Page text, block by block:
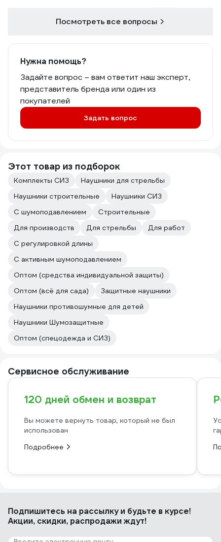
Посмотреть все вопросы
Нужна помощь?
Задайте вопрос – вам ответит наш эксперт,
представитель бренда или один из
покупателей
Задать вопрос
Этот товар из подборок
Комплекты СИЗ
Наушники для стрельбы
Наушники строительные
Наушники СИЗ
С шумоподавлением
Строительные
Для производств
Для стрельбы
Для работ
С регулировкой длины
С активным шумоподавлением
Оптом (средства индивидуальной защиты)
Оптом (всё для сада)
Защитные наушники
Наушники противошумные для детей
Наушники Шумозащитные
Оптом (спецодежда и СИЗ)
Сервисное обслуживание
120 дней обмен и возврат
Вы можете вернуть товар, который не был
использован
Подробнее
Подпишитесь на рассылкуи будьте в курсе!
Акции, скидки, распродажи ждут!